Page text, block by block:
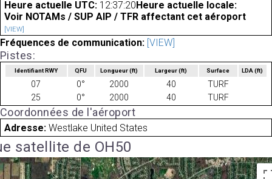
Heure actuelle UTC: 12:37:20 Heure actuelle locale:
Voir NOTAMs / SUP AIP / TFR affectant cet aéroport
[VIEW]
Fréquences de communication: [VIEW]
Pistes:
Identifiant RWY QFU Longueur(ft) Largeur(ft) Surface LDA(ft)
07 0° 2000 40
TURF
25
0° 2000 40 TURF
Coordonnées de l'aéroport
Adresse: Westlake United States
satellite de OH50